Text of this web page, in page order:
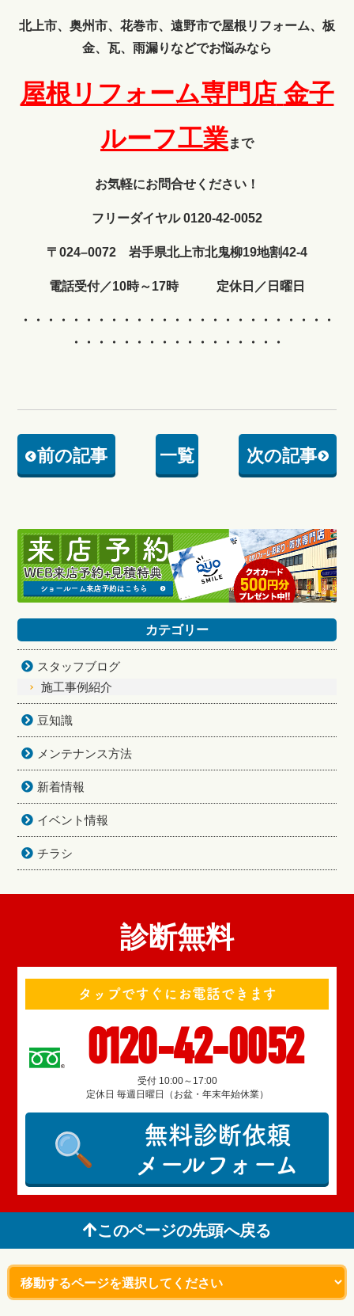
北上市、奥州市、花巻市、遠野市で屋根リフォーム、板
金、瓦、雨漏りなどでお悩みなら
屋根リフォーム専門店 金子
ルーフ工業まで
お気軽にお問合せください！
フリーダイヤル 0120-42-0052
〒024–0072 岩手県北上市北鬼柳19地割42-4
電話受付／10時～17時 定休日／日曜日
・・・・・・・・・・・・
・・・・・・・・・・・・・
・・・・・・・・・・・・・・・・・
前の記事 一覧 次の記事
カテゴリー
スタッフブログ
施工事例紹介
豆知識
メンテナンス方法
新着情報
イベント情報
チラシ
診断無料
タップですぐにお電話できます
0120-42-0052
受付 10:00～17:00
定休日 毎週日曜日（お盆・年末年始休業）
無料診断依頼
メールフォーム
このページの先頭へ戻る